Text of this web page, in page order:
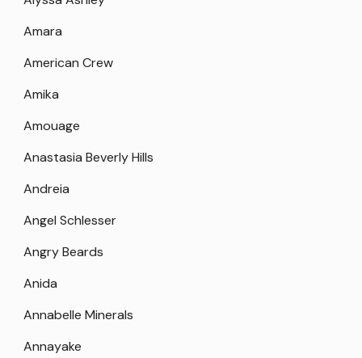
Amara
American Crew
Amika
Amouage
Anastasia Beverly Hills
Andreia
Angel Schlesser
Angry Beards
Anida
Annabelle Minerals
Annayake